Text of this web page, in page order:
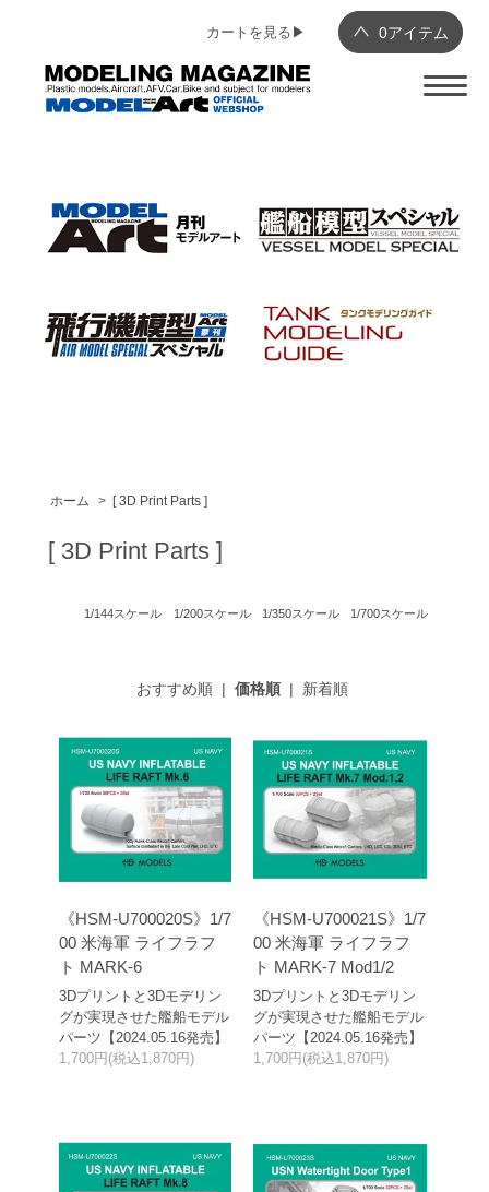
0アイテム
カートを見る▶︎
ホーム > [ 3D Print Parts ]
[ 3D Print Parts ]
1/144スケール 1/200スケール 1/350スケール 1/700スケール
おすすめ順 |価格順 | 新着順
《HSM-U700020S》1/7
00 米海軍 ライフラフ
ト MARK-6
3Dプリントと3Dモデリン
グが実現させた艦船モデル
パーツ【2024.05.16発売】
1,700円(税込1,870円)
《HSM-U700021S》1/7
00 米海軍 ライフラフ
ト MARK-7 Mod1/2
3Dプリントと3Dモデリン
グが実現させた艦船モデル
パーツ【2024.05.16発売】
1,700円(税込1,870円)